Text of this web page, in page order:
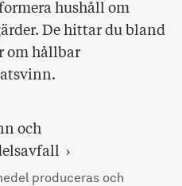
hushåll om
De hittar du bland
om hållbar
och
produceras och